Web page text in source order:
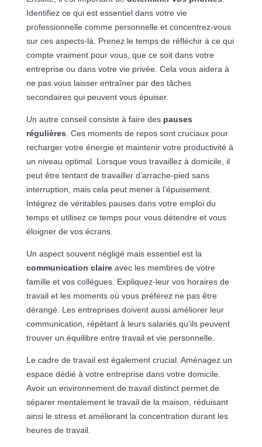
Identifiez ce qui est essentiel dans votre vie
professionnelle comme personnelle et concentrez-vous
sur ces aspects-là. Prenez le temps de réfléchir à ce qui
compte vraiment pour vous, que ce soit dans votre
entreprise ou dans votre vie privée. Cela vous aidera à
ne pas vous laisser entraîner par des tâches
secondaires qui peuvent vous épuiser.
Un autre conseil consiste à faire des pauses
régulières. Ces moments de repos sont cruciaux pour
recharger votre énergie et maintenir votre productivité à
un niveau optimal. Lorsque vous travaillez à domicile, il
peut être tentant de travailler d’arrache-pied sans
interruption, mais cela peut mener à l’épuisement.
Intégrez de véritables pauses dans votre emploi du
temps et utilisez ce temps pour vous détendre et vous
éloigner de vos écrans.
Un aspect souvent négligé mais essentiel est la
communication claireavec les membres de votre
famille et vos collègues. Expliquez-leur vos horaires de
travail et les moments où vous préférez ne pas être
dérangé. Les entreprises doivent aussi améliorer leur
communication, répétant à leurs salariés qu’ils peuvent
trouver un équilibre entre travail et vie personnelle.
Le cadre de travail est également crucial. Aménagez un
espace dédié à votre entreprise dans votre domicile.
Avoir un environnement de travail distinct permet de
séparer mentalement le travail de la maison, réduisant
ainsi le stress et améliorant la concentration durant les
heures de travail.